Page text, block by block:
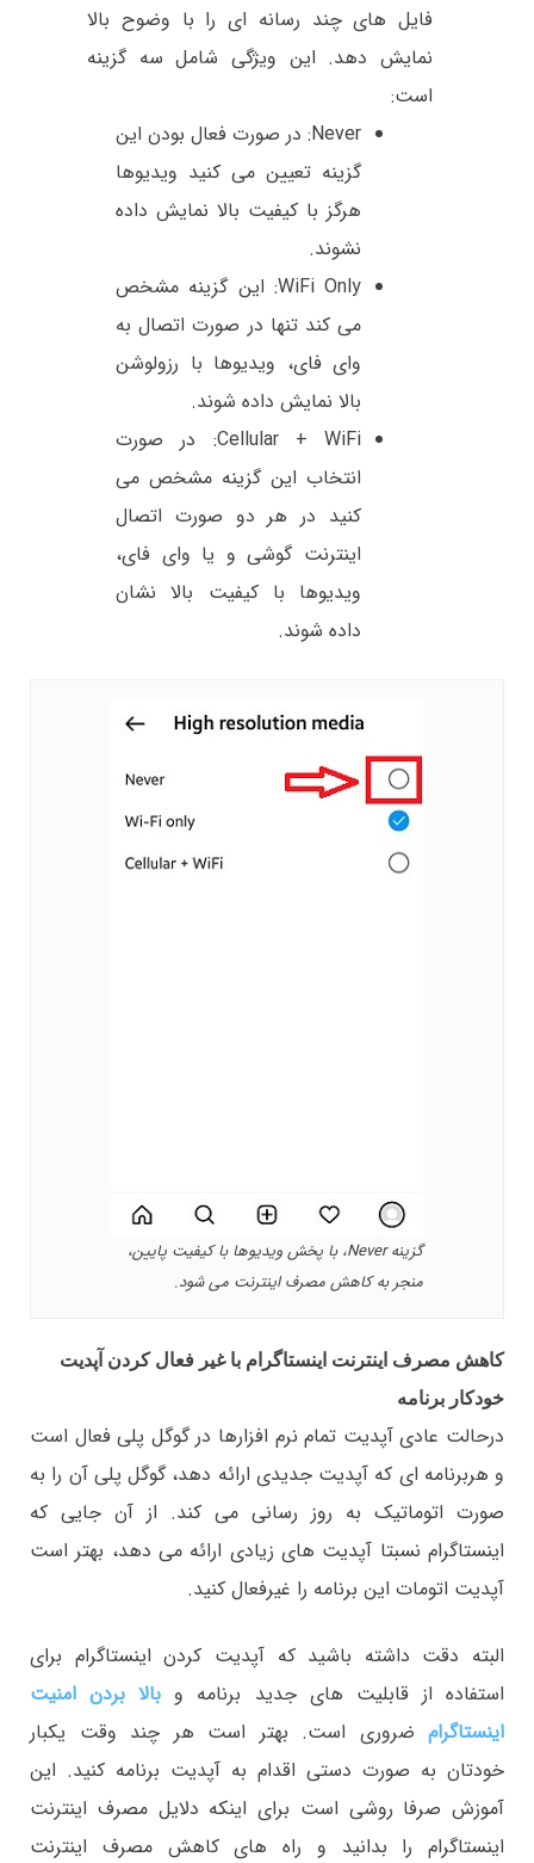
فایل های چند رسانه ای را با وضوح بالا
نمایش دهد. این ویژگی شامل سه گزینه
است:
Never: در صورت فعال بودن این
گزینه تعیین می کنید ویدیوها
هرگز با کیفیت بالا نمایش داده
نشوند.
WiFi Only: این گزینه مشخص
می کند تنها در صورت اتصال به
وای فای، ویدیوها با رزولوشن
بالا نمایش داده شوند.
Cellular + WiFi: در صورت
انتخاب این گزینه مشخص می
کنید در هر دو صورت اتصال
اینترنت گوشی و یا وای فای،
ویدیوها با کیفیت بالا نشان
داده شوند.
گزینه Never، با پخش ویدیوها با کیفیت پایین،
منجر به کاهش مصرف اینترنت می شود.
کاهش مصرف اینترنت اینستاگرام با غير فعال كردن آپديت
خودکار برنامه
درحالت عادی آپدیت تمام نرم افزارها در گوگل پلی فعال است
و هربرنامه ای که آپدیت جدیدی ارائه دهد، گوگل پلی آن را به
صورت اتوماتیک به روز رسانی می کند. از آن جایی که
اینستاگرام نسبتا آپدیت های زیادی ارائه می دهد، بهتر است
آپدیت اتومات این برنامه را غیرفعال کنید.
البته دقت داشته باشید که آپدیت کردن اینستاگرام برای
استفاده از قابلیت های جدید برنامه و بالا بردن امنیت
اینستاگرام ضروری است. بهتر است هر چند وقت یکبار
خودتان به صورت دستی اقدام به آپدیت برنامه کنید. این
آموزش صرفا روشی است برای اینکه دلایل مصرف اینترنت
اینستاگرام را بدانید و راه های کاهش مصرف اینترنت